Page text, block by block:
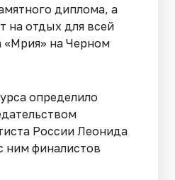
диплома, а
на отдых для всей
«Мрия» на Черном
определило
России Леонида
ним финалистов